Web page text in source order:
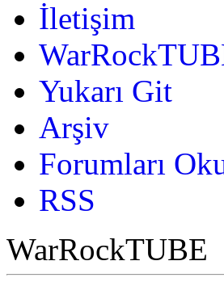
İletişim
Yukarı Git
Arşiv
Forumları
RSS
WarRockTUBE